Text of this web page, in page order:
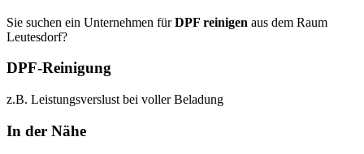
Sie suchen ein Unternehmen fürDPF reinigen aus dem Raum
Leutesdorf?
DPF-Reinigung
z.B. Leistungsverslust bei voller Beladung
In der Nähe